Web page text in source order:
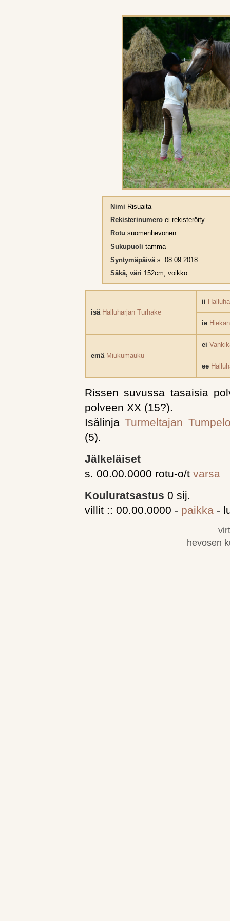
Nimi Risuaita
Rekisterinumeroei rekisteröity
Rotu suomenhevonen
Sukupuoli tamma
Syntymäpäiväs. 08.09.2018
Säkä, väri 152cm, voikko
isä Halluharjan Turhake
ii
ie
emä Miukumauku
ei
ee
Rissen suvussa tasaisia
polveen XX (15?).
IsälinjaTurmeltajan
(5).
Jälkeläiset
s. 00.00.0000 rotu-o/t varsa
Kouluratsastus 0 sij.
villit :: 00.00.0000 - paikka -
hevosen